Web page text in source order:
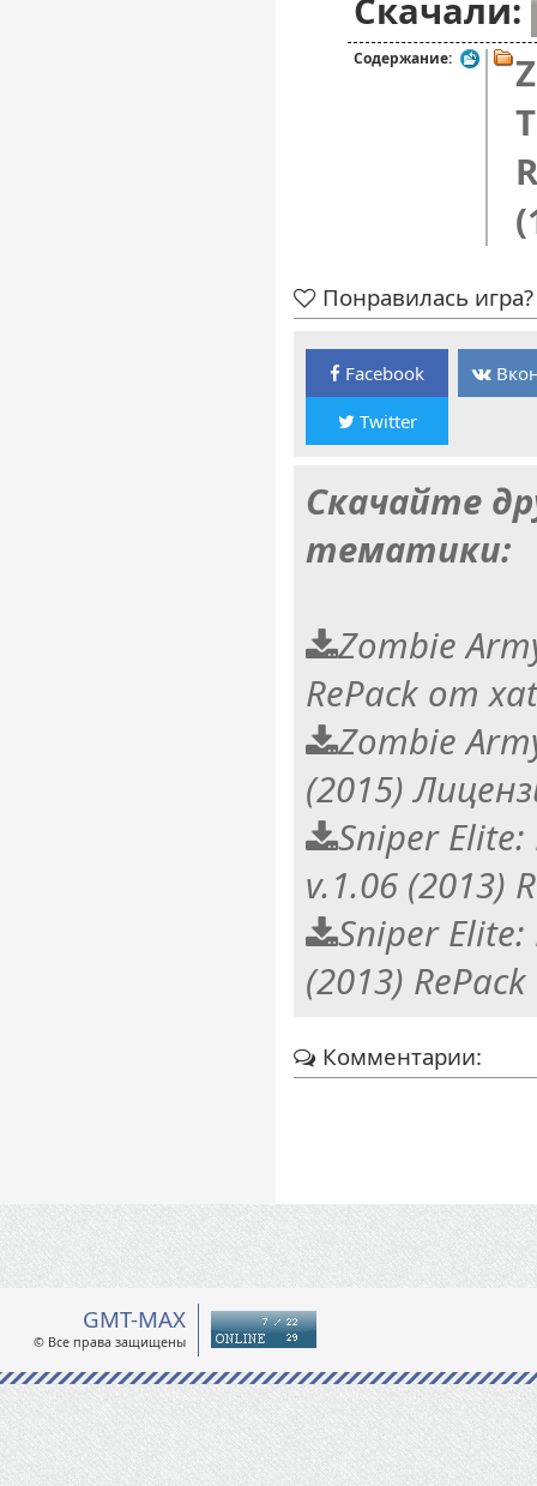
Скачали:
Содержание:
Понравилась
Facebook
Twitter
Скачайте
тематики:
Zombie
RePack от
Zombie
(2015)
Sniper
v.1.06 (2013)
Sniper
(2013)
Комментарии:
GMT-MAX
© Все права защищены